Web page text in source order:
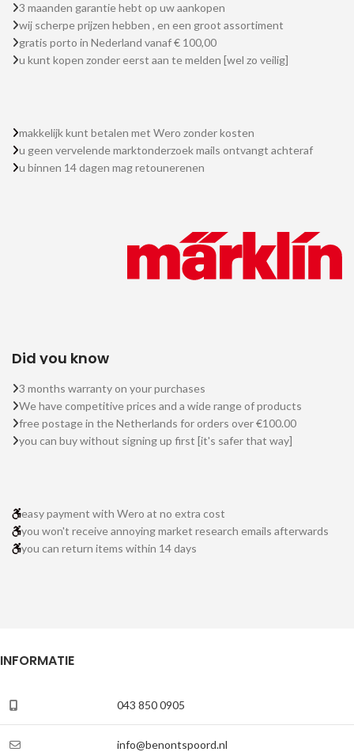
3 maanden garantie hebt op uw aankopen
wij scherpe prijzen hebben , en een groot assortiment
gratis porto in Nederland vanaf € 100,00
u kunt kopen zonder eerst aan te melden [wel zo veilig]
makkelijk kunt betalen met Wero zonder kosten
u geen vervelende marktonderzoek mails ontvangt achteraf
u binnen 14 dagen mag retounerenen
Did you know
3 months warranty on your purchases
We have competitive prices and a wide range of products
free postage in the Netherlands for orders over €100.00
you can buy without signing up first [it's safer that way]
easy payment with Wero at no extra cost
you won't receive annoying market research emails afterwards
you can return items within 14 days
INFORMATIE
043 850 0905
info@benontspoord.nl